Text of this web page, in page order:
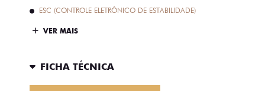
ESC (CONTROLE ELETRÔNICO DE ESTABILIDADE)
VER MAIS
FICHA TÉCNICA